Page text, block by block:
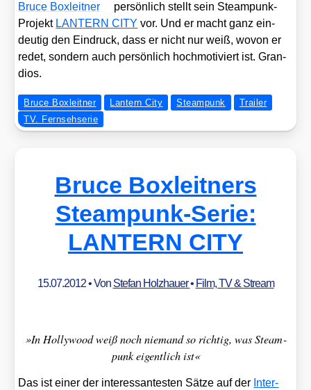
Bruce Box­leit­ner
per­sön­lich stellt sein Steam­punk-
Pro­jekt LANTERN CITY vor. Und er macht ganz ein­
deu­tig den Ein­druck, dass er nicht nur weiß, wovon er
redet, son­dern auch per­sön­lich hoch­mo­ti­viert ist. Gran­
di­os.
Bruce Boxleitner Lantern City Steampunk
Trailer
TV. Fernsehserie
Bruce Boxleitners
Steampunk-Serie:
LANTERN CITY
15.07.2012• Von Stefan Holzhauer• Film, TV & Stream
»In Hol­ly­wood weiß noch nie­mand so rich­tig, was Steam­
punk eigent­lich ist«
Das ist einer der inter­es­san­tes­ten Sät­ze auf der Inter­